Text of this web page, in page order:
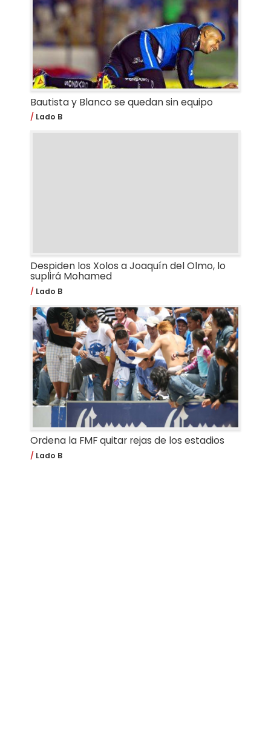
Bautista y Blanco se quedan sin equipo
Lado B
Despiden los Xolos a Joaquín del Olmo, lo
suplirá Mohamed
Lado B
Ordena la FMF quitar rejas de los estadios
Lado B